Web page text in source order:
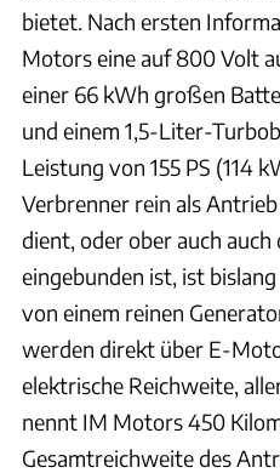
bietet. Nach ersten
Motors eine auf 800 Volt
einer 66 kWh großen
und einem 1,5-Liter-
Leistung von 155 PS (114
Verbrenner rein als
dient, oder ober auch
eingebunden ist, ist
von einem reinen
werden direkt über E-
elektrische Reichweite,
nennt IM Motors 450
Gesamtreichweite des